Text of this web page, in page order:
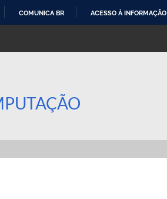
COMUNICA BR ACESSO À INFORMAÇÃO